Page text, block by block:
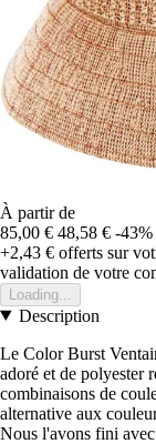
À partir de
85,00 € 48,58 € -43%
+2,43 € offerts sur
validation de votre
Loading...
Description
Le Color Burst
adoré et de polyester
combinaisons de
alternative aux
Nous l'avons fini